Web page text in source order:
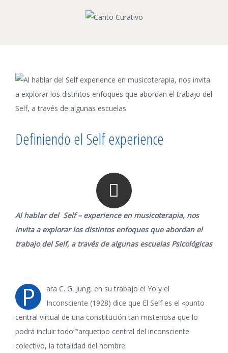
View
Larger
Image
Definiendo el Self experience
Al hablar del Self – experience en musicoterapia, nos
invita a explorar los distintos enfoques que abordan el
trabajo del Self, a través de algunas escuelas Psicológicas
P
ara C. G. Jung, en su trabajo el Yo y el
Inconsciente (1928) dice que El Self es el «punto
central virtual de una constitución tan misteriosa que lo
podrá incluir todo““arquetipo central del inconsciente
colectivo, la totalidad del hombre.